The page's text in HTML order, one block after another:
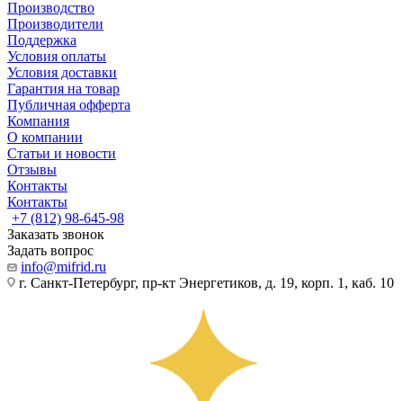
Производство
Производители
Поддержка
Условия оплаты
Условия доставки
Гарантия на товар
Публичная офферта
Компания
О компании
Статьи и новости
Отзывы
Контакты
Контакты
+7 (812) 98-645-98
Заказать звонок
Задать вопрос
info@mifrid.ru
г. Санкт-Петербург, пр-кт Энергетиков, д. 19, корп. 1, каб. 10